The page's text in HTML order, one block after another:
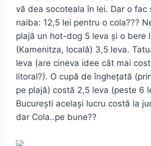
vă dea socoteala în lei. Dar o fac
naiba: 12,5 lei pentru o cola???
plajă un hot-dog 5 leva și o bere
(Kamenitza, locală) 3,5 leva.
leva (are cineva idee cât mai
litoral?). O cupă de înghețată
pe plajă) costă 2,5 leva (peste 6
București același lucru costă la
dar Cola..pe bune??